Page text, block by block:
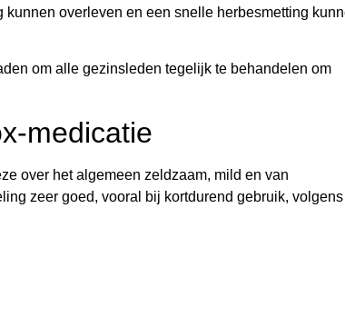
overleven en een snelle herbesmetting
om alle gezinsleden tegelijk te behandelen om
medicatie
over het algemeen zeldzaam, mild en van
zeer goed, vooral bij kortdurend gebruik,